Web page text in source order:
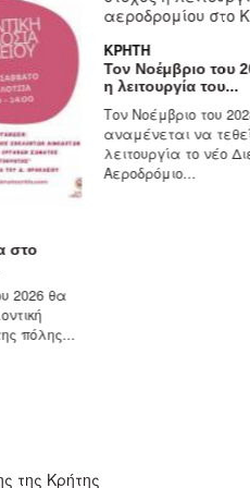
θα
ΚΡΉΤΗ
Τον Νοέμβριο του 2028
η λειτουργία του...
Τον Νοέμβριο του 2028
αναμένεται να τεθεί σε
λειτουργία το νέο Διεθνές
Αεροδρόμιο...
της Κρήτης